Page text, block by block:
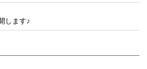
します♪